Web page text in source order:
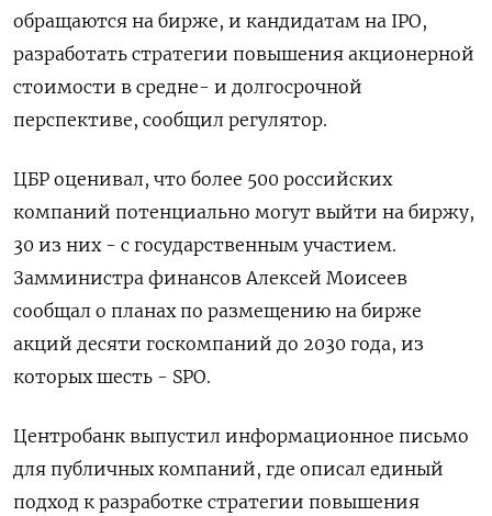
обращаются на бирже, и кандидатам на IPO,
разработать стратегии повышения акционерной
стоимости в средне- и долгосрочной
перспективе, сообщил регулятор.
ЦБР оценивал, что более 500 российских
компаний потенциально могут выйти на биржу,
30 из них - с государственным участием.
Замминистра финансов Алексей Моисеев
сообщал о планах по размещению на бирже
акций десяти госкомпаний до 2030 года, из
которых шесть - SPO.
Центробанк выпустил информационное письмо
для публичных компаний, где описал единый
подход к разработке стратегии повышения